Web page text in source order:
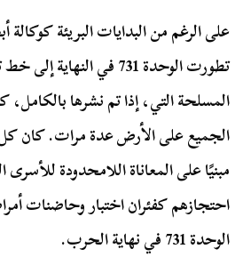
على الرغم من البدايات البريئة
تطورت الوحدة 731 في
المسلحة التي، إذا تم نشرها
الجميع على الأرض عدة مرات. كان كل
مبنيًا على المعاناة اللامحدودة للأسرى
احتجازهم كفئران اختبار وحاضنات
الوحدة 731 في نهاية الحرب.